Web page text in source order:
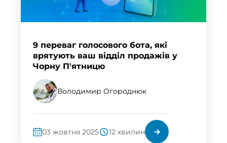
9 переваг голосового бота, які
врятують ваш відділ продажів у
Чорну П'ятницю
Володимир Огороднюк
03 жовтня 2025 12 хвилин